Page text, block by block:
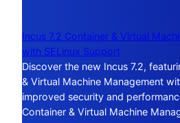
Incus 7.2 Container & Virtual
with SELinux Support
Discover the new Incus 7.2,
& Virtual Machine Management
improved security and
Container & Virtual Machine